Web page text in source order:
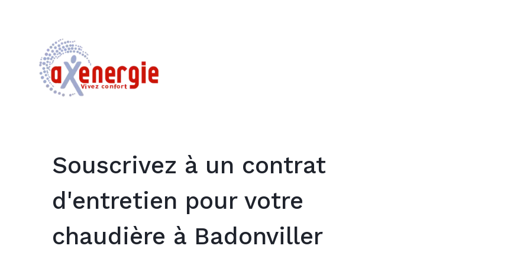
Souscrivez à un contrat
d'entretien pour votre
chaudière à Badonviller